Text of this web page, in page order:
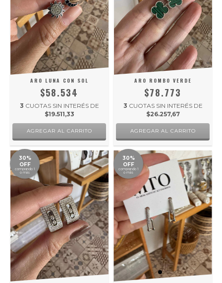
ARO LUNA CON SOL
$58.534
3 CUOTAS SIN INTERÉS DE
$19.511,33
ARO ROMBO VERDE
$78.773
3 CUOTAS SIN INTERÉS DE
$26.257,67
30%
OFF
comprando 1
o más
30%
OFF
comprando 1
o más